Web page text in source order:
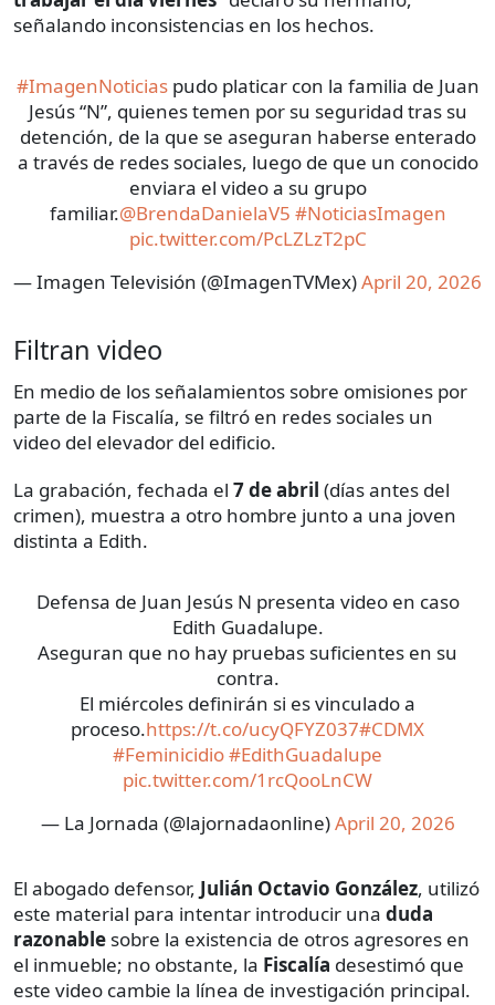
señalando inconsistencias en los hechos.
#ImagenNoticiaspudo platicar con la familia de Juan
Jesús “N”, quienes temen por su seguridad tras su
detención, de la que se aseguran haberse enterado
a través de redes sociales, luego de que un conocido
enviara el video a su grupo
familiar.@BrendaDanielaV5 #NoticiasImagen
pic.twitter.com/PcLZLzT2pC
— Imagen Televisión (@ImagenTVMex)April 20, 2026
Filtran video
En medio de los señalamientos sobre omisiones por
parte de la Fiscalía, se filtró en redes sociales un
video del elevador del edificio.
La grabación, fechada el 7 de abril (días antes del
crimen), muestra a otro hombre junto a una joven
distinta a Edith.
Defensa de Juan Jesús N presenta video en caso
Edith Guadalupe.
Aseguran que no hay pruebas suficientes en su
contra.
El miércoles definirán si es vinculado a
proceso.https://t.co/ucyQFYZ037#CDMX
#Feminicidio#EdithGuadalupe
pic.twitter.com/1rcQooLnCW
— La Jornada (@lajornadaonline)April 20, 2026
El abogado defensor, Julián Octavio González, utilizó
este material para intentar introducir una duda
razonable sobre la existencia de otros agresores en
el inmueble; no obstante, la Fiscalía desestimó que
este video cambie la línea de investigación principal.